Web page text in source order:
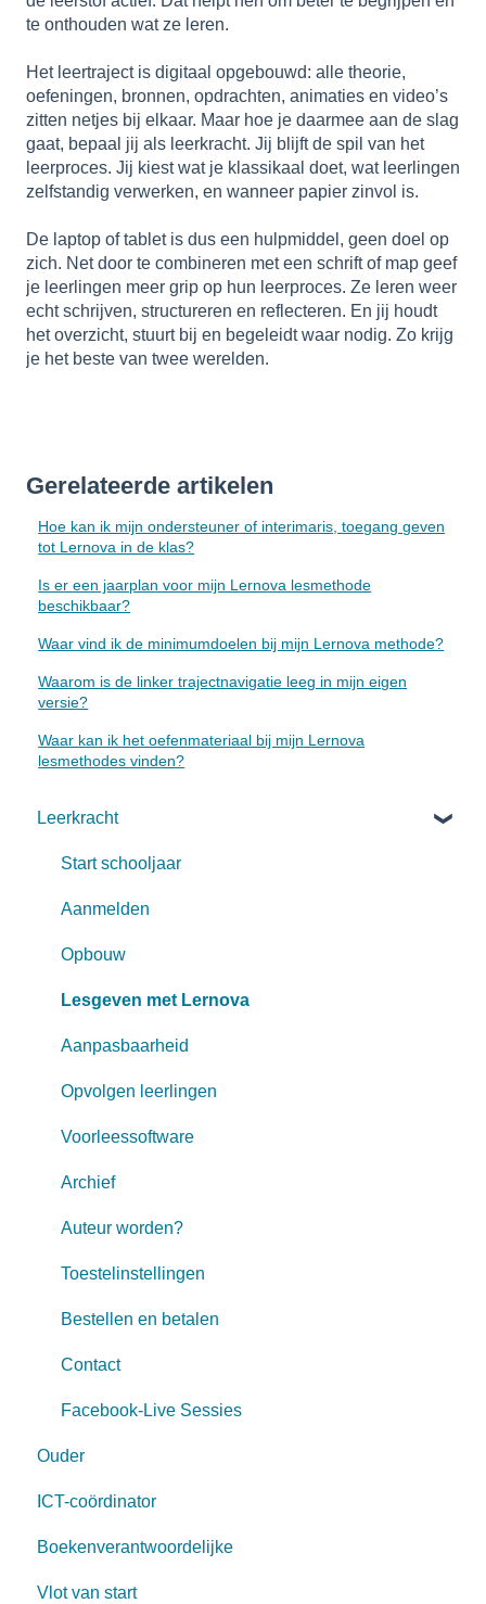
te onthouden wat ze leren.
Het leertraject is digitaal opgebouwd: alle theorie,
oefeningen, bronnen, opdrachten, animaties en video’s
zitten netjes bij elkaar. Maar hoe je daarmee aan de slag
gaat, bepaal jij als leerkracht. Jij blijft de spil van het
leerproces. Jij kiest wat je klassikaal doet, wat leerlingen
zelfstandig verwerken, en wanneer papier zinvol is.
De laptop of tablet is dus een hulpmiddel, geen doel op
zich. Net door te combineren met een schrift of map geef
je leerlingen meer grip op hun leerproces. Ze leren weer
echt schrijven, structureren en reflecteren. En jij houdt
het overzicht, stuurt bij en begeleidt waar nodig. Zo krijg
je het beste van twee werelden.
Gerelateerde artikelen
Hoe kan ik mijn ondersteuner of interimaris, toegang geven
tot Lernova in de klas?
Is er een jaarplan voor mijn Lernova lesmethode
beschikbaar?
Waar vind ik de minimumdoelen bij mijn Lernova methode?
Waarom is de linker trajectnavigatie leeg in mijn eigen
versie?
Waar kan ik het oefenmateriaal bij mijn Lernova
lesmethodes vinden?
Leerkracht
Start schooljaar
Aanmelden
Opbouw
Lesgeven met Lernova
Aanpasbaarheid
Opvolgen leerlingen
Voorleessoftware
Archief
Auteur worden?
Toestelinstellingen
Bestellen en betalen
Contact
Facebook-Live Sessies
Ouder
ICT-coördinator
Boekenverantwoordelijke
Vlot van start